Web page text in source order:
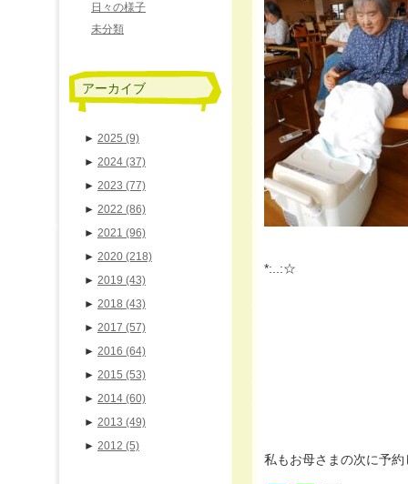
*:..:☆
私もお母さまの次に予
日々の様子
未分類
アーカイブ
► 2025 (9)
► 2024 (37)
► 2023 (77)
► 2022 (86)
► 2021 (96)
► 2020 (218)
► 2019 (43)
► 2018 (43)
► 2017 (57)
► 2016 (64)
► 2015 (53)
► 2014 (60)
► 2013 (49)
► 2012 (5)